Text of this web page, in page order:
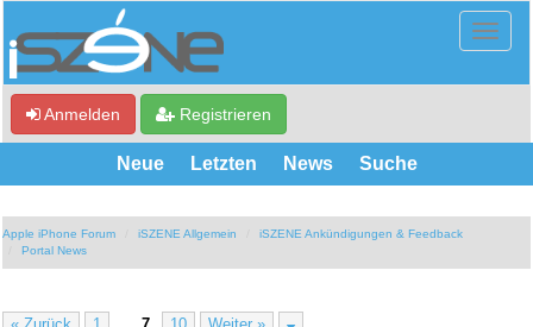
Anmelden Registrieren
Neue Letzten News Suche
Apple iPhone Forum iSZENE Allgemein
iSZENE Ankündigungen & Feedback
Portal News